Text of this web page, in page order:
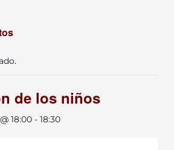
de los niños
18:00 -18:30